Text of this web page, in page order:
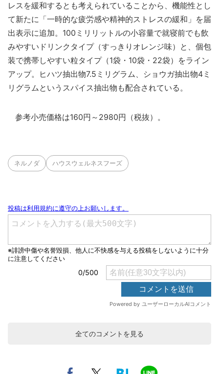
レスを緩和するとも考えられていることから、機能性とし
て新たに「一時的な疲労感や精神的ストレスの緩和」を届
出表示に追加。100ミリリットルの小容量で就寝前でも飲
みやすいドリンクタイプ（すっきりオレンジ味）と、個包
装で携帯しやすい粒タイプ（1袋・10袋・22袋）をライン
アップ。ヒハツ抽出物7.5ミリグラム、ショウガ抽出物4ミ
リグラムというスパイス抽出物も配合されている。
参考小売価格は160円～2980円（税抜）。
ネルノダ ハウスウェルネスフーズ
全てのコメントを見る